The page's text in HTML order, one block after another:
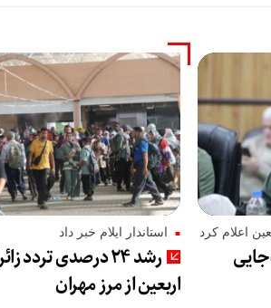
اعلام کرد استاندار ایلام خبر داد
رشد ۲۴ درصدی تردد
اربعین از مرز مهران